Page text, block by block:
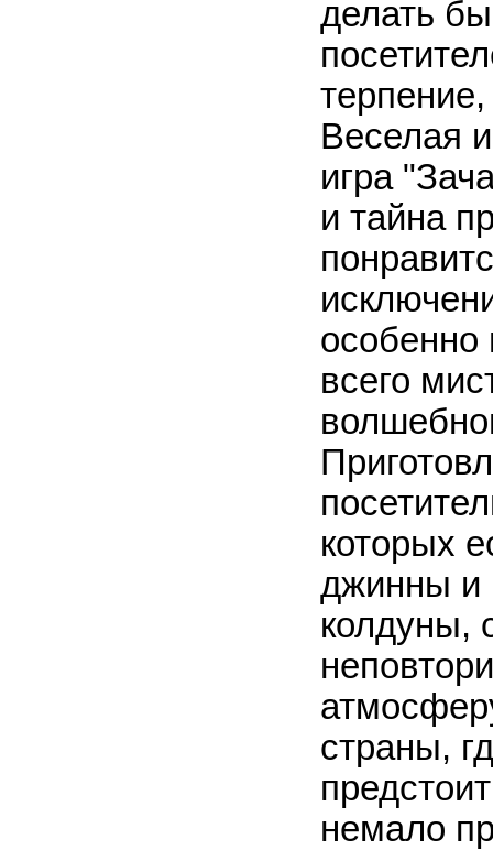
делать
Веселая
игра
и тайна
особенно
всего
которых
джинны и
колдуны,
страны,
немало